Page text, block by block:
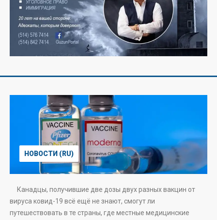
НОВОСТИ (RU)
Канадцы, получившие две дозы двух разных вакцин от
вируса ковид-19 всё ещё не знают, смогут ли
путешествовать в те страны, где местные медицинские